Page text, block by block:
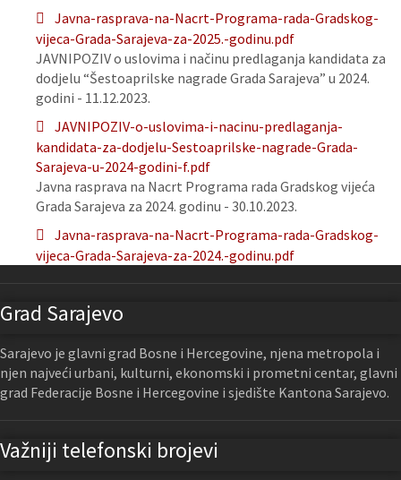
Javna-rasprava-na-Nacrt-Programa-rada-Gradskog-
vijeca-Grada-Sarajeva-za-2025.-godinu.pdf
JAVNIPOZIV o uslovima i načinu predlaganja kandidata za
dodjelu “Šestoaprilske nagrade Grada Sarajeva” u 2024.
godini - 11.12.2023.
JAVNIPOZIV-o-uslovima-i-nacinu-predlaganja-
kandidata-za-dodjelu-Sestoaprilske-nagrade-Grada-
Sarajeva-u-2024-godini-f.pdf
Javna rasprava na Nacrt Programa rada Gradskog vijeća
Grada Sarajeva za 2024. godinu - 30.10.2023.
Javna-rasprava-na-Nacrt-Programa-rada-Gradskog-
vijeca-Grada-Sarajeva-za-2024.-godinu.pdf
Grad Sarajevo
Sarajevo je glavni grad Bosne i Hercegovine, njena metropola i
njen najveći urbani, kulturni, ekonomski i prometni centar, glavni
grad Federacije Bosne i Hercegovine i sjedište Kantona Sarajevo.
Važniji telefonski brojevi